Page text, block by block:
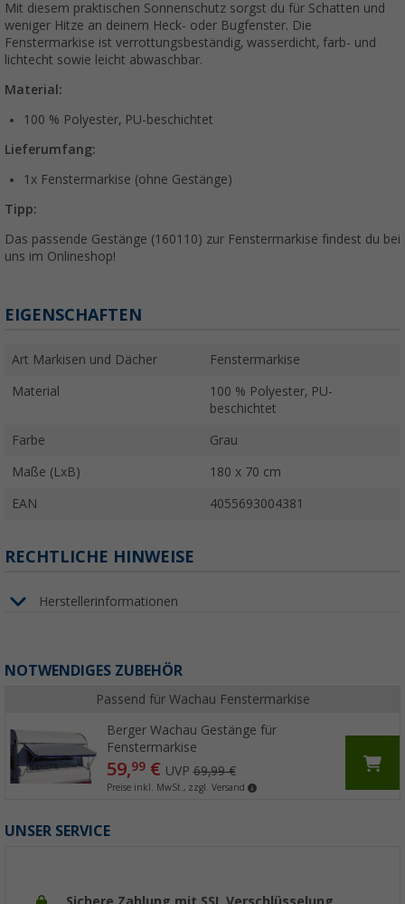
Mit diesem praktischen Sonnenschutz sorgst du für Schatten und
weniger Hitze an deinem Heck- oder Bugfenster. Die
Fenstermarkise ist verrottungsbeständig, wasserdicht, farb- und
lichtecht sowie leicht abwaschbar.
Material:
100 % Polyester, PU-beschichtet
Lieferumfang:
1x Fenstermarkise (ohne Gestänge)
Tipp:
Das passende Gestänge (160110) zur Fenstermarkise findest du bei
uns im Onlineshop!
EIGENSCHAFTEN
Art Markisen und Dächer Fenstermarkise
Material
100 % Polyester, PU-
beschichtet
Farbe Grau
Maße (LxB) 180 x 70 cm
EAN 4055693004381
RECHTLICHE HINWEISE
Herstellerinformationen
NOTWENDIGES ZUBEHÖR
Passend für Wachau Fenstermarkise
Berger Wachau Gestänge für
Fenstermarkise
59,99€ UVP69,99 €
Preise inkl. MwSt., zzgl. Versand
UNSER SERVICE